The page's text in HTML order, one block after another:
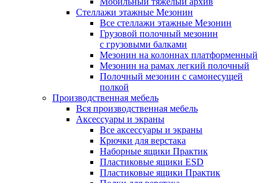
Стеллажи этажные Мезонин
Все стеллажи этажные Мезонин
Грузовой полочный мезонин
с грузовыми балками
Мезонин на колоннах платформенный
Мезонин на рамах легкий полочный
Полочный мезонин с самонесущей
полкой
Производственная мебель
Вся производственная мебель
Аксессуары и экраны
Все аксессуары и экраны
Крючки для верстака
Наборные ящики Практик
Пластиковые ящики ESD
Пластиковые ящики Практик